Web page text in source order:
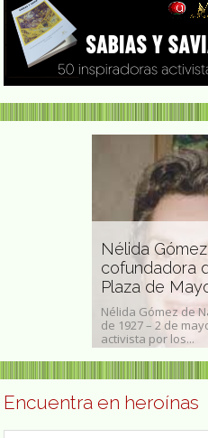
Nélida
cofundadora
Plaza de
Nélida Gómez de
de 1927 – 2 de
activista por los...
Encuentra en heroínas